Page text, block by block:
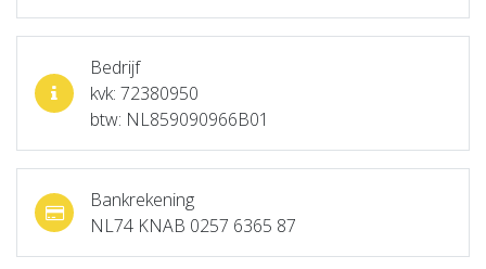
Bedrijf
kvk: 72380950
btw: NL859090966B01
Bankrekening
NL74 KNAB 0257 6365 87